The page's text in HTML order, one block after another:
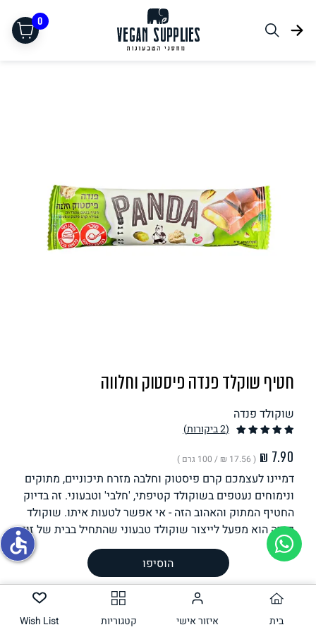
0
תחליפי בשר
גבינות טבעוניות
חטיף שוקלד פנדה פיסטוק וחלווה
שוקולד פנדה
(2 ביקורות)
( ‏17.56 ₪ / 100 גרם )
דמיינו לעצמכם קרם פיסטוק וחלבה מזרח תיכוניים, מתוקים
ונימוחים נעטפים בשוקולד קטיפתי, 'חלבי' וטבעוני. זה בדיוק
החטיף המתוק והאהוב הזה - אי אפשר לטעות איתו. שוקולד
פנדה הוא מפעל לייצור שוקולד טבעוני שהתחיל בבית של זוג
מקסים שאהב כל כך שוקולד שהחליט ללמוד ולחקור עד
שנוצר ונרקח המתכון המושלם לשוקולד חלב טבעוני ומפנק.
מוצר כחול לבן, איכותי, טוב לסביבה וטוב לבעלי החיים.
באתר שלנו תמצאו את כל המבחר של הפנדות על כל טעמיו,
צבעיו ומרקמיו. ספרו לנו מה חשבתם בביקורות כאן למטה
הוסיפו
בית איזור אישי קטגוריות Wish List
accessible